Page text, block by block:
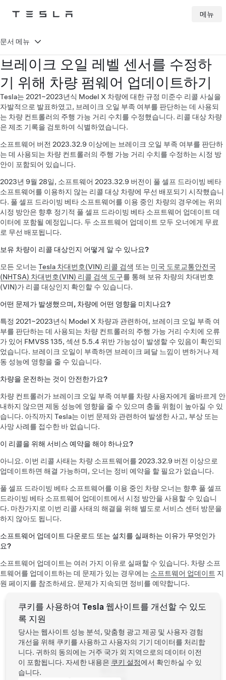
Tesla 메뉴
브레이크 오일 레벨 센서를 수정하
기 위해 차량 펌웨어 업데이트하기
Tesla는 2021~2023년식 Model X 차량에 대한 규정 미준수 리콜 사실을
자발적으로 발표하였고, 브레이크 오일 부족 여부를 판단하는 데 사용되
는 차량 컨트롤러의 주행 가능 거리 수치를 수정했습니다. 리콜 대상 차량
은 제조 기록을 검토하여 식별하였습니다.
소프트웨어 버전 2023.32.9 이상에는 브레이크 오일 부족 여부를 판단하
는 데 사용되는 차량 컨트롤러의 주행 가능 거리 수치를 수정하는 시정 방
안이 포함되어 있습니다.
2023년 9월 28일, 소프트웨어 2023.32.9 버전이 풀 셀프 드라이빙 베타
소프트웨어를 이용하지 않는 리콜 대상 차량에 무선 배포되기 시작했습니
다. 풀 셀프 드라이빙 베타 소프트웨어를 이용 중인 차량의 경우에는 위의
시정 방안은 향후 정기적 풀 셀프 드라이빙 베타 소프트웨어 업데이트 데
이터에 포함될 예정입니다. 두 소프트웨어 업데이트 모두 오너에게 무료
로 무선 배포됩니다.
보유 차량이 리콜 대상인지 어떻게 알 수 있나요?
모든 오너는 Tesla 차대번호(VIN) 리콜 검색 또는 미국 도로교통안전국
(NHTSA) 차대번호(VIN) 리콜 검색 도구를 통해 보유 차량의 차대번호
(VIN)가 리콜 대상인지 확인할 수 있습니다.
어떤 문제가 발생했으며, 차량에 어떤 영향을 미치나요?
특정 2021~2023년식 Model X 차량과 관련하여, 브레이크 오일 부족 여
부를 판단하는 데 사용되는 차량 컨트롤러의 주행 가능 거리 수치에 오류
가 있어 FMVSS 135, 섹션 5.5.4 위반 가능성이 발생할 수 있음이 확인되
었습니다. 브레이크 오일이 부족하면 브레이크 페달 느낌이 변하거나 제
동 성능에 영향을 줄 수 있습니다.
차량을 운전하는 것이 안전한가요?
차량 컨트롤러가 브레이크 오일 부족 여부를 차량 사용자에게 올바르게 안
내하지 않으면 제동 성능에 영향을 줄 수 있으며 충돌 위험이 높아질 수 있
습니다. 아직까지 Tesla는 이번 문제와 관련하여 발생한 사고, 부상 또는
사망 사례를 접수한 바 없습니다.
이 리콜을 위해 서비스 예약을 해야 하나요?
아니요. 이번 리콜 사태는 차량 소프트웨어를 2023.32.9 버전 이상으로
업데이트하면 해결 가능하며, 오너는 정비 예약을 할 필요가 없습니다.
풀 셀프 드라이빙 베타 소프트웨어를 이용 중인 차량 오너는 향후 풀 셀프
드라이빙 베타 소프트웨어 업데이트에서 시정 방안을 사용할 수 있습니
다. 마찬가지로 이번 리콜 사태의 해결을 위해 별도로 서비스 센터 방문을
하지 않아도 됩니다.
소프트웨어 업데이트 다운로드 또는 설치를 실패하는 이유가 무엇인가
요?
소프트웨어 업데이트는 여러 가지 이유로 실패할 수 있습니다. 차량 소프
트웨어를 업데이트하는 데 문제가 있는 경우에는 소프트웨어 업데이트 지
원 페이지를 참조하세요. 문제가 지속되면 정비를 예약합니다.
문서 메뉴
Tesla ©2026
개인정보처리방침
쿠키를 사용하여 Tesla 웹사이트를 개선할 수 있도
록 지원
당사는 웹사이트 성능 분석, 맞춤형 광고 제공 및 사용자 경험
개선을 위해 쿠키를 사용하고 사용자의 기기 데이터를 처리합
니다. 귀하의 동의에는 거주 국가 외 지역으로의 데이터 이전
이 포함됩니다. 자세한 내용은 쿠키 설정에서 확인하실 수 있
습니다.